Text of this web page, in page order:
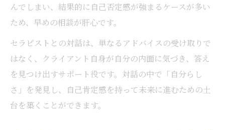
んでしまい、結果的に自己否定感が強まるケースが多い
ため、早めの相談が肝心です。
セラピストとの対話は、単なるアドバイスの受け取りで
はなく、クライアント自身が自分の内面に気づき、答え
を見つけ出すサポート役です。対話の中で「自分らし
さ」を発見し、自己肯定感を持って未来に進むための土
台を築くことができます。